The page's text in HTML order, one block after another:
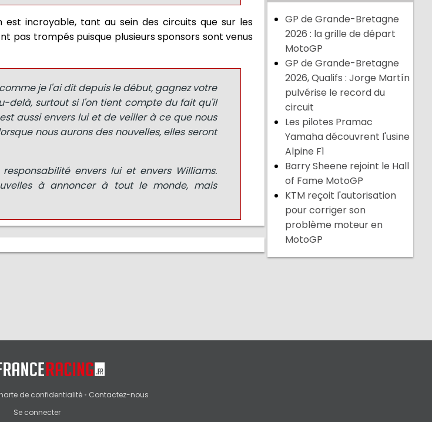
incroyable, tant au sein des circuits que sur les
pas trompés puisque plusieurs sponsors sont venus
je l'ai dit depuis le début, gagnez votre
delà, surtout si l'on tient compte du fait qu'il
aussi envers lui et de veiller à ce que nous
nous aurons des nouvelles, elles seront
envers lui et envers Williams.
à annoncer à tout le monde, mais
GP de Grande-Bretagne
2026 : la grille de départ
MotoGP
GP de Grande-Bretagne
2026, Qualifs : Jorge Martín
pulvérise le record du
circuit
Les pilotes Pramac
Yamaha découvrent l'usine
Alpine F1
Barry Sheene rejoint le Hall
of Fame MotoGP
KTM reçoit l'autorisation
pour corriger son
problème moteur en
MotoGP
de confidentialité• Contactez-nous
Se connecter